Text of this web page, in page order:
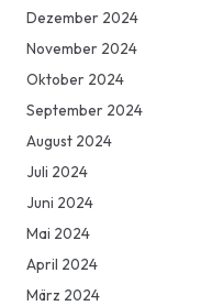
Dezember 2024
November 2024
Oktober 2024
September 2024
August 2024
Juli 2024
Juni 2024
Mai 2024
April 2024
März 2024